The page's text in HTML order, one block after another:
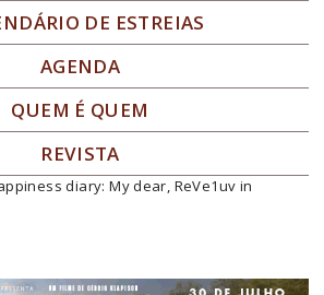
DE ESTREIAS
AGENDA
QUEM É QUEM
REVISTA
diary: My dear, ReVe1uv in